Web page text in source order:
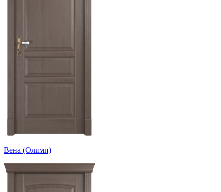
Вена (Олимп)